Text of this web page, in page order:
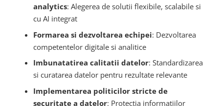
analytics: Alegerea de solutii flexibile, scalabile si
cu AI integrat
Formarea si dezvoltarea echipei: Dezvoltarea
competentelor digitale si analitice
Imbunatatirea calitatii datelor: Standardizarea
si curatarea datelor pentru rezultate relevante
Implementarea politicilor stricte de
securitate a datelor: Protectia informatiilor